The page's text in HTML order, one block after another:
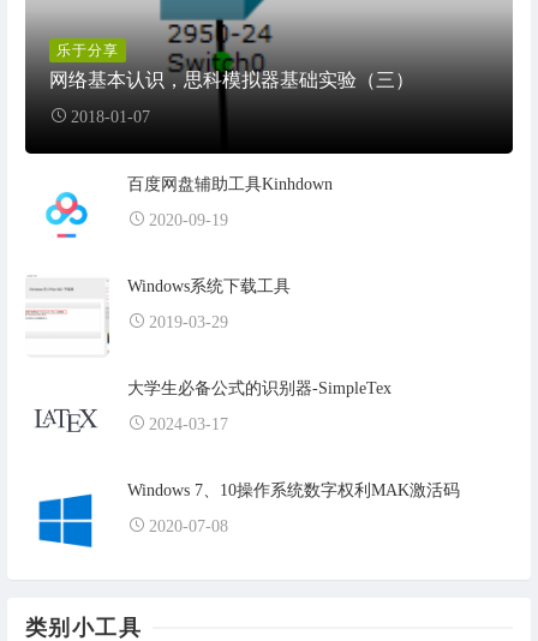
乐于分享
网络基本认识，思科模拟器基础实验（三）
2018-01-07
百度网盘辅助工具Kinhdown
2020-09-19
Windows系统下载工具
2019-03-29
大学生必备公式的识别器-SimpleTex
2024-03-17
Windows 7、10操作系统数字权利MAK激活码
2020-07-08
类别小工具